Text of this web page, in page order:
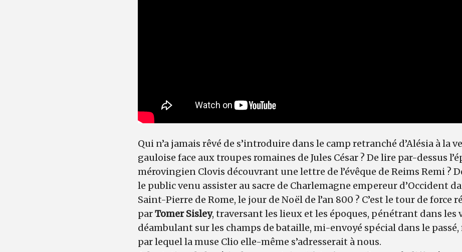
Qui n’a jamais rêvé de s’introduire dans le camp retranché d’Alésia à la
gauloise face aux troupes romaines de Jules César ? De lire par-dessus
mérovingien Clovis découvrant une lettre de l’évêque de Reims Remi ?
le public venu assister au sacre de Charlemagne empereur d’Occident
Saint-Pierre de Rome, le jour de Noël de l’an 800 ? C’est le tour de force
parTomer Sisley, traversant les lieux et les époques, pénétrant dans les
déambulant sur les champs de bataille, mi-envoyé spécial dans le
par lequel la muse Clio elle-même s’adresserait à nous.